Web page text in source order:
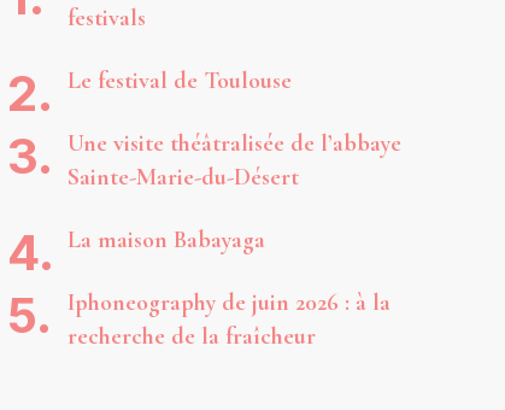
festivals
Le festival de Toulouse
Une visite théâtralisée de l’abbaye
Sainte-Marie-du-Désert
La maison Babayaga
Iphoneography de juin 2026 : à la
recherche de la fraîcheur